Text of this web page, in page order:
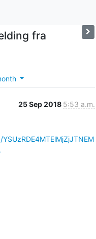
fra
25 Sep 2018 5:53 a.m.